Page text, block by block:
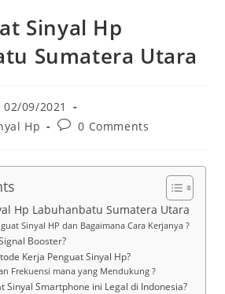
Sinyal Hp
Sumatera Utara
02/09/2021
Hp
Post0 Comments
Hp Labuhanbatu Sumatera Utara
Sinyal HP dan Bagaimana Cara Kerjanya ?
Booster?
Kerja Penguat Sinyal Hp?
Frekuensi mana yang Mendukung ?
Sinyal Smartphone ini Legal di Indonesia?